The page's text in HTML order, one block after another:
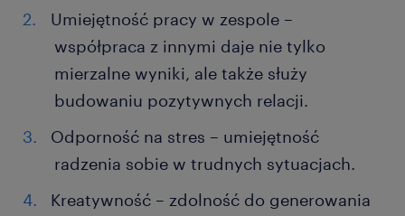
Umiejętność pracy w zespole –
współpraca z innymi daje nie tylko
mierzalne wyniki, ale także służy
budowaniu pozytywnych relacji.
Odporność na stres – umiejętność
radzenia sobie w trudnych sytuacjach.
Kreatywność – zdolność do generowania